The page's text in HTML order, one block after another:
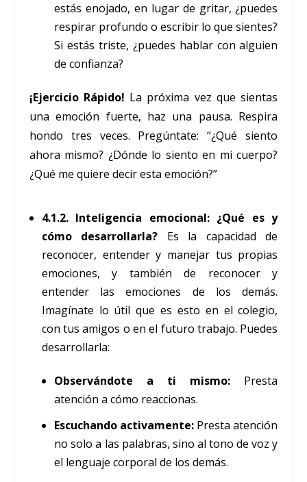
estás enojado, en lugar de gritar, ¿puedes
respirar profundo o escribir lo que sientes?
Si estás triste, ¿puedes hablar con alguien
de confianza?
¡Ejercicio Rápido! La próxima vez que sientas
una emoción fuerte, haz una pausa. Respira
hondo tres veces. Pregúntate: “¿Qué siento
ahora mismo? ¿Dónde lo siento en mi cuerpo?
¿Qué me quiere decir esta emoción?”
4.1.2. Inteligencia emocional: ¿Qué es y
cómo desarrollarla? Es la capacidad de
reconocer, entender y manejar tus propias
emociones, y también de reconocer y
entender las emociones de los demás.
Imagínate lo útil que es esto en el colegio,
con tus amigos o en el futuro trabajo. Puedes
desarrollarla:
Observándote a ti mismo: Presta
atención a cómo reaccionas.
Escuchando activamente: Presta atención
no solo a las palabras, sino al tono de voz y
el lenguaje corporal de los demás.